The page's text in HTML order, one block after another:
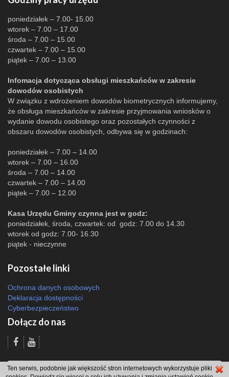
poniedziałek – 7.00- 15.00
wtorek – 7.00 – 17.00
środa – 7.00 – 15.00
czwartek – 7.00 – 15.00
piątek – 7.00 – 13.00
Infomacja dotycząca obsługi mieszkańców w zakresie
dowodów osobistych
W związku z wdrożeniem dowodów biometrycznych informujemy,
że obsługa mieszkańców w zakresie przyjmowania wniosków o
wydanie dowodu osobistego oraz pozostałych czynności z
obszaru dowodów osobistych, odbywa się w godzinach:
poniedziałek – 7.00 – 14.00
wtorek – 7.00 – 16.00
środa – 7.00 – 14.00
czwartek – 7.00 – 14.00
piątek – 7.00 – 12.00
Kasa Urzędu Gminy czynna jest w godz:
poniedziałek, środa, czwartek: od godz: 7.00 do 14.30
wtorek od godz: 7.00- 16.30
piątek - nieczynne
Pozostałe linki
Ochrona danych osobowych
Deklaracja dostępności
Cyberbezpieczeństwo
Dołącz do nas
Odsłon: 944 | |Polityka bezpieczeństwa i polityka cookies|Redakcja|2007 -
2026 © Gmina Brzeszcze
Ten serwis, podobnie jak większość stron internetowych wykorzystuje pliki